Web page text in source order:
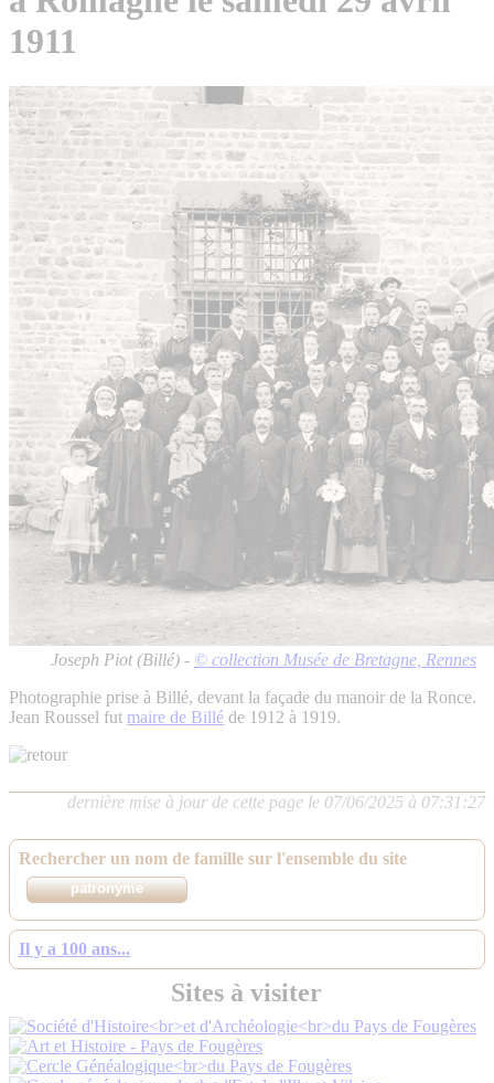
1911
Joseph Piot (Billé) - © collection Musée de Bretagne, Rennes
Photographie prise à Billé, devant la façade du manoir de la Ronce.
Jean Roussel fut maire de Billé de 1912 à 1919.
dernière mise à jour de cette page le 07/06/2025 à 07:31:27
Rechercher un nom de famille sur l'ensemble du site
Il y a 100 ans...
Sites à visiter